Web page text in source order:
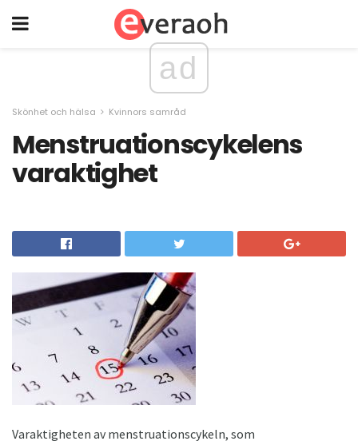
ad
Skönhet och hälsa Kvinnors samråd
Menstruationscykelens
varaktighet
Varaktigheten av menstruationscykeln, som